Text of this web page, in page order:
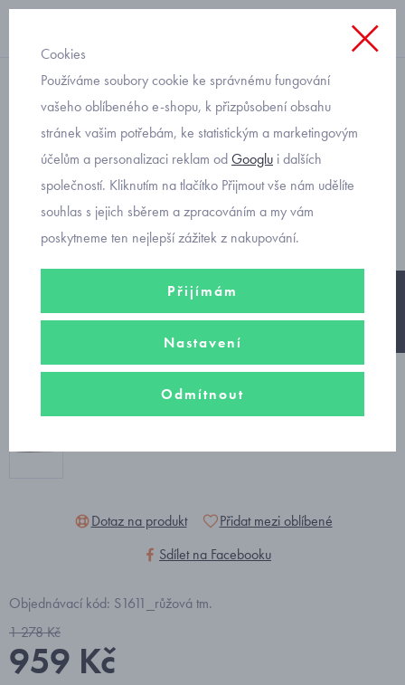
dívčí
Superfit Bumblebee 1-
000393-5510 růžové
sandálky pro holčičky
-25%
Dotaz na produkt
Přidat mezi oblíbené
Sdílet na Facebooku
Objednávací kód: S1611_růžová tm.
1 278 Kč
959 Kč
Cookies
Používáme soubory cookie ke správnému fungování
vašeho oblíbeného e-shopu, k přizpůsobení obsahu
stránek vašim potřebám, ke statistickým a marketingovým
účelům a personalizaci reklam odGooglu i dalších
společností. Kliknutím na tlačítko Přijmout vše nám udělíte
souhlas s jejich sběrem a zpracováním a my vám
poskytneme ten nejlepší zážitek z nakupování.
Přijímám
Nastavení
Odmítnout